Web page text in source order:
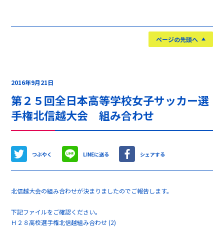
ページの先頭へ
2016年9月21日
第２５回全日本高等学校女子サッカー選
手権北信越大会 組み合わせ
つぶやく LINEに送る シェアする
北信越大会の組み合わせが決まりましたのでご報告します。
下記ファイルをご確認ください。
Ｈ２８高校選手権北信越組み合わせ (2)